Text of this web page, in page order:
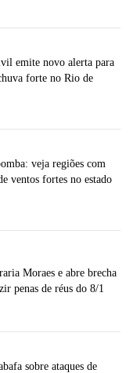
emite novo alerta para
forte no Rio de
veja regiões com
ventos fortes no estado
Moraes e abre brecha
penas de réus do 8/1
sobre ataques de